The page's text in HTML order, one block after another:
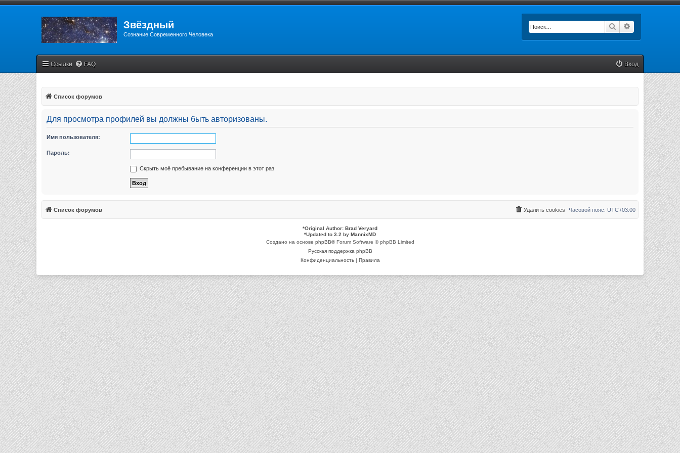
Звёздный
Сознание Современного Человека
Поиск
Ссылки FAQ Вход
Список форумов
Для просмотра профилей вы должны быть авторизованы.
Имя пользователя:
Пароль:
Скрыть моё пребывание на конференции в этот раз
Список форумов Часовой пояс: UTC+03:00
Удалить cookies
*Original Author: Brad Veryard
*Updated to 3.2 by MannixMD
Создано на основе phpBB® Forum Software © phpBB Limited
Русская поддержка phpBB
Конфиденциальность| Правила